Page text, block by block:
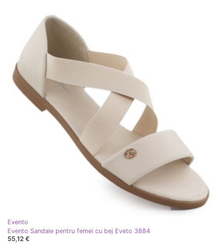
Evento
Evento Sandale pentru femei cu bej Eveto 3884
55,12 €